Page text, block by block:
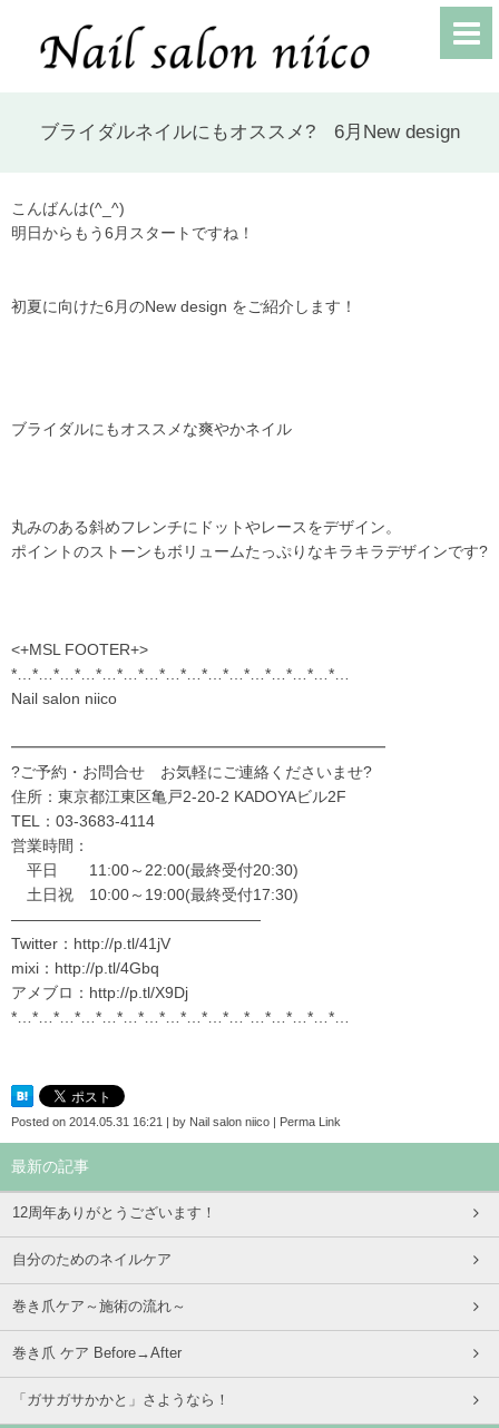
ブライダルネイルにもオススメ? 6月New design
こんばんは(^_^)
明日からもう6月スタートですね！
初夏に向けた6月のNew design をご紹介します！
ブライダルにもオススメな爽やかネイル
丸みのある斜めフレンチにドットやレースをデザイン。
ポイントのストーンもボリュームたっぷりなキラキラデザインです?
<+MSL FOOTER+>
*…*…*…*…*…*…*…*…*…*…*…*…*…*…*…*…
Nail salon niico
━━━━━━━━━━━━━━━━━━━━━━━━
?ご予約・お問合せ お気軽にご連絡くださいませ?
住所：東京都江東区亀戸2-20-2 KADOYAビル2F
TEL：03-3683-4114
営業時間：
平日 11:00～22:00(最終受付20:30)
土日祝 10:00～19:00(最終受付17:30)
————————————————
Twitter： http://p.tl/41jV
mixi： http://p.tl/4Gbq
アメブロ： http://p.tl/X9Dj
*…*…*…*…*…*…*…*…*…*…*…*…*…*…*…*…
Posted on 2014.05.31 16:21 | by Nail salon niico | Perma Link
最新の記事
12周年ありがとうございます！
自分のためのネイルケア
巻き爪ケア～施術の流れ～
巻き爪 ケア Before→After
「ガサガサかかと」さようなら！